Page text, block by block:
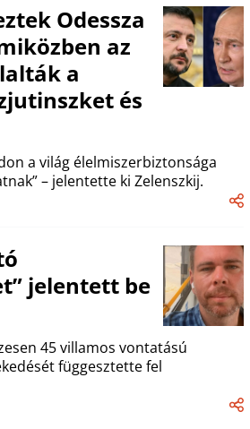
Odessza
az
a
és
a világ élelmiszerbiztonsága
– jelentette ki Zelenszkij.
jelentett be
45 villamos vontatású
függesztette fel